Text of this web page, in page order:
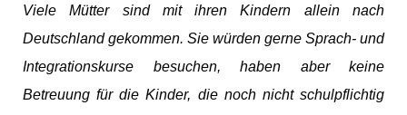
Viele Mütter sind mit ihren Kindern allein nach
Deutschland gekommen. Sie würden gerne Sprach- und
Integrationskurse besuchen, haben aber keine
Betreuung für die Kinder, die noch nicht schulpflichtig